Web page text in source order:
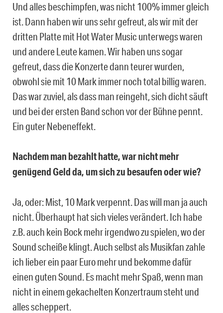
Und alles beschimpfen, was nicht 100% immer gleich
ist. Dann haben wir uns sehr gefreut, als wir mit der
dritten Platte mit Hot Water Music unterwegs waren
und andere Leute kamen. Wir haben uns sogar
gefreut, dass die Konzerte dann teurer wurden,
obwohl sie mit 10 Mark immer noch total billig waren.
Das war zuviel, als dass man reingeht, sich dicht säuft
und bei der ersten Band schon vor der Bühne pennt.
Ein guter Nebeneffekt.
Nachdem man bezahlt hatte, war nicht mehr
genügend Geld da, um sich zu besaufen oder wie?
Ja, oder: Mist, 10 Mark verpennt. Das will man ja auch
nicht. Überhaupt hat sich vieles verändert. Ich habe
z.B. auch kein Bock mehr irgendwo zu spielen, wo der
Sound scheiße klingt. Auch selbst als Musikfan zahle
ich lieber ein paar Euro mehr und bekomme dafür
einen guten Sound. Es macht mehr Spaß, wenn man
nicht in einem gekachelten Konzertraum steht und
alles scheppert.